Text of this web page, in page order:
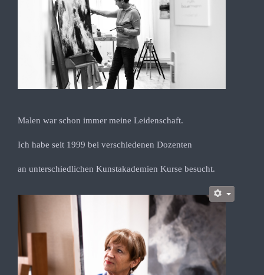
Malen war schon immer meine Leidenschaft.
Ich habe seit 1999 bei verschiedenen Dozenten
an unterschiedlichen Kunstakademien Kurse besucht.